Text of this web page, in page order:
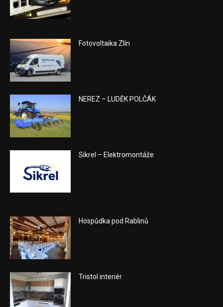
Fotovoltaika Zlín
NEREZ – LUDĚK POLČÁK
Sikrel – Elektromontáže
Hospůdka pod Rablinů
Tristol interiér